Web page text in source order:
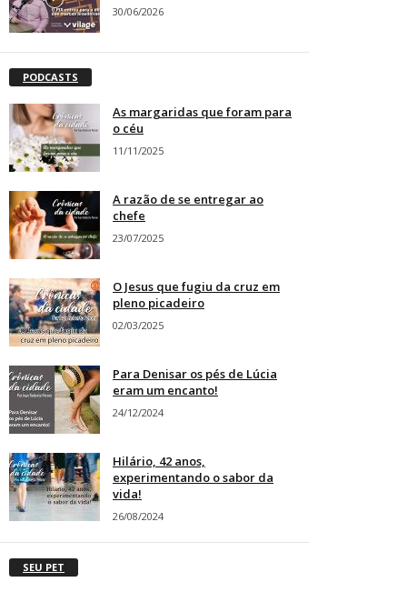
30/06/2026
PODCASTS
As margaridas que foram para
o céu
11/11/2025
A razão de se entregar ao
chefe
23/07/2025
O Jesus que fugiu da cruz em
pleno picadeiro
02/03/2025
Para Denisar os pés de Lúcia
eram um encanto!
24/12/2024
Hilário, 42 anos,
experimentando o sabor da
vida!
26/08/2024
SEU PET